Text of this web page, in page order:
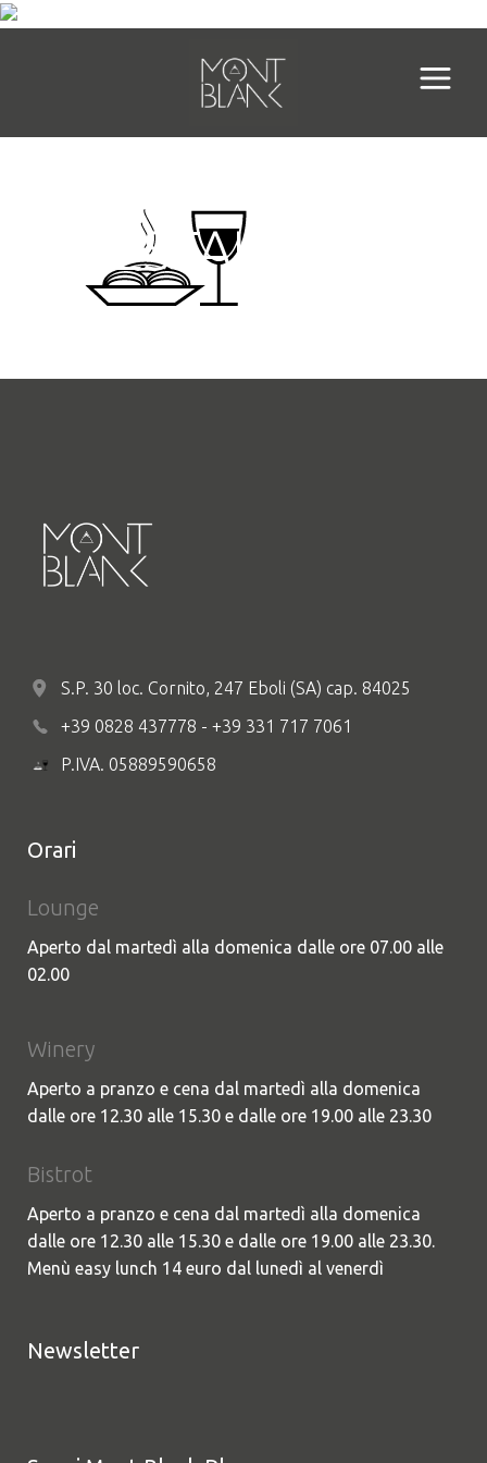
RESTAURANT
S.P. 30 loc. Cornito, 247 Eboli (SA) cap. 84025
+39 0828 437778 - +39 331 717 7061
P.IVA. 05889590658
Orari
Lounge
Aperto dal martedì alla domenica dalle ore 07.00 alle
02.00
Winery
Aperto a pranzo e cena dal martedì alla domenica
dalle ore 12.30 alle 15.30 e dalle ore 19.00 alle 23.30
Bistrot
Aperto a pranzo e cena dal martedì alla domenica
dalle ore 12.30 alle 15.30 e dalle ore 19.00 alle 23.30.
Menù easy lunch 14 euro dal lunedì al venerdì
Newsletter